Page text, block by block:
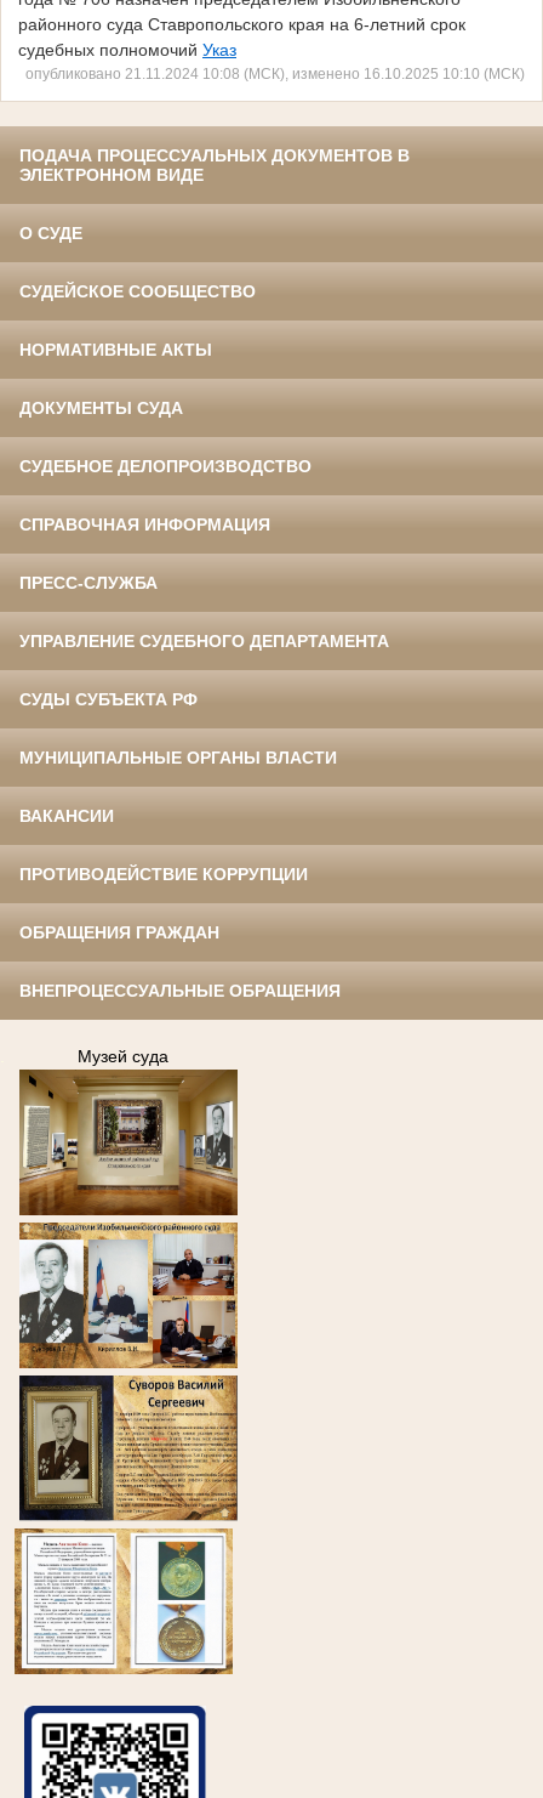
районного суда Ставропольского края на 6-летний срок
судебных полномочий Указ
опубликовано 21.11.2024 10:08 (МСК), изменено 16.10.2025 10:10 (МСК)
ПОДАЧА ПРОЦЕССУАЛЬНЫХ ДОКУМЕНТОВ В
ЭЛЕКТРОННОМ ВИДЕ
О СУДЕ
СУДЕЙСКОЕ СООБЩЕСТВО
НОРМАТИВНЫЕ АКТЫ
ДОКУМЕНТЫ СУДА
СУДЕБНОЕ ДЕЛОПРОИЗВОДСТВО
СПРАВОЧНАЯ ИНФОРМАЦИЯ
ПРЕСС-СЛУЖБА
УПРАВЛЕНИЕ СУДЕБНОГО ДЕПАРТАМЕНТА
СУДЫ СУБЪЕКТА РФ
МУНИЦИПАЛЬНЫЕ ОРГАНЫ ВЛАСТИ
ВАКАНСИИ
ПРОТИВОДЕЙСТВИЕ КОРРУПЦИИ
ОБРАЩЕНИЯ ГРАЖДАН
ВНЕПРОЦЕССУАЛЬНЫЕ ОБРАЩЕНИЯ
Музей суда